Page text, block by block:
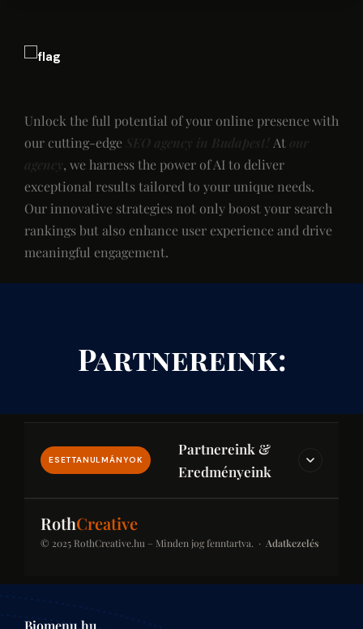
Unlock the full potential of your online presence with
our cutting-edge SEO agency in Budapest! At
agency, we harness the power of AI to deliver
exceptional results tailored to your unique needs.
Our innovative strategies not only boost your search
rankings but also enhance user experience and drive
meaningful engagement.
Partnereink:
ESETTANULMÁNYOK
Partnereink &
Eredményeink
IPAR & JOG & PÉNZÜGY
Konténer bérlési platform építkezésekhez és
RothCreative
© 2025 RothCreative.hu – Minden jog fenntartva. · Adatkezelés
Biomenu.hu